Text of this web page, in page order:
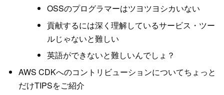
OSSのプログラマーはツヨツヨシカいない
貢献するには深く理解しているサービス・ツー
ルじゃないと難しい
英語ができないと難しいんでしょ？
AWS CDKへのコントリビューションについてちょっと
だけTIPSをご紹介